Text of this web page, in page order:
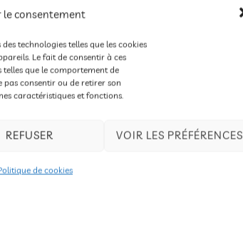
le consentement
technologies telles que les cookies
Le fait de consentir à ces
que le comportement de
pas consentir ou de retirer son
caractéristiques et fonctions.
REFUSER VOIR LES PRÉFÉRENCES
de cookies